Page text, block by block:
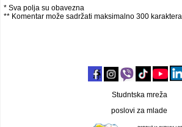
Studntska mreža
poslovi za mlade
* Sva polja su obavezna
** Komentar može sadržati maksimalno 300 karaktera.